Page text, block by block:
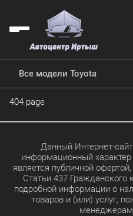
Все модели Toyota
404 page
Данный Интернет-
информационный характер
является публичной
Статьи 437 Гражданского
подробной информации о
товаров и (или) услуг,
менеджерам